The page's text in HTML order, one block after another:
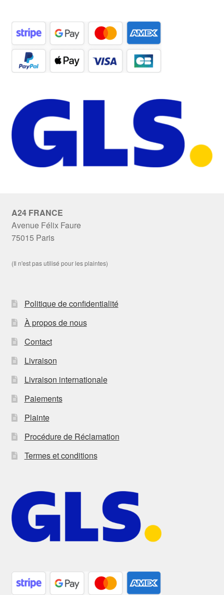
A24 FRANCE
Avenue Félix Faure
75015 Paris
(Il n'est pas utilisé pour les plaintes)
Politique de confidentialité
À propos de nous
Contact
Livraison
Livraison internationale
Paiements
Plainte
Procédure de Réclamation
Termes et conditions